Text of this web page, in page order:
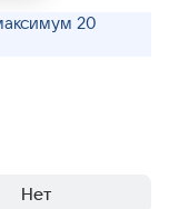
20
Нет